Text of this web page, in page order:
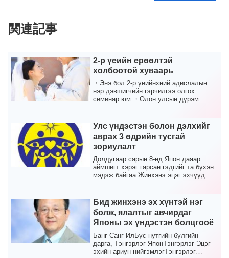
関連記事
2-р үеийн ерөөлтэй
холбоотой хуваарь
・Энэ бол 2-р үеийнхний адислалын
нэр дэвшигчийн гэрчилгээ олгох
семинар юм.・Олон улсын дүрэм
Улс үндэстэн болон дэлхийг
аврах 3 өдрийн тусгай
зориулалт
Долдугаар сарын 8-нд Япон даяар
аймшигт хэрэг гарсан гэдгийг та бүхэн
мэдэж байгаа.Жинхэнэ эцэг эхчүүд
Бид жинхэнэ эх хүнтэй нэг
болж, ялалтыг авчирдаг
Японы эх үндэстэн болцгооё
Банг Санг ИлБүс нутгийн бүлгийн
дарга, Тэнгэрлэг ЯпонТэнгэрлэг Эцэг
эхийн ариун нийгэмлэгТэнгэрлэг